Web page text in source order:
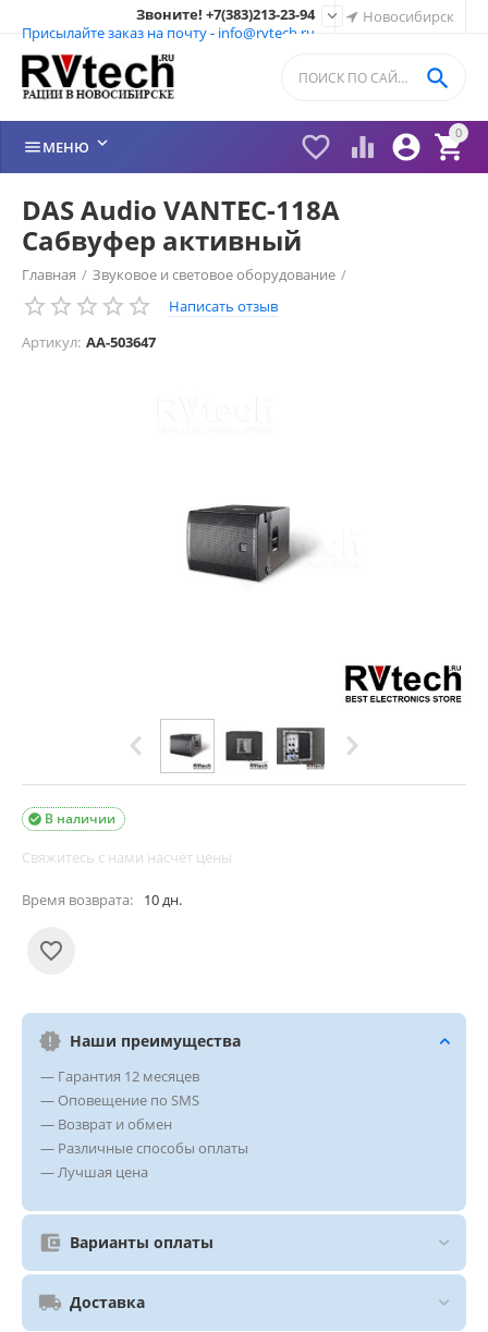
Новосибирск
Звоните! +7(383)213-23-94
Присылайте заказ на почту - info@rvtech.ru

0


 

МЕНЮ 
DAS Audio VANTEC-118A
Сабвуфер активный
Главная / Звуковое и световое оборудование /
Сабвуферы активные
/
Написать отзыв
Артикул: AA-503647
В наличии

Свяжитесь с нами насчёт цены
Время возврата: 10 дн.
Наши преимущества
— Гарантия 12 месяцев
— Оповещение по SMS
— Возврат и обмен
— Различные способы оплаты
— Лучшая цена
Варианты оплаты
Доставка